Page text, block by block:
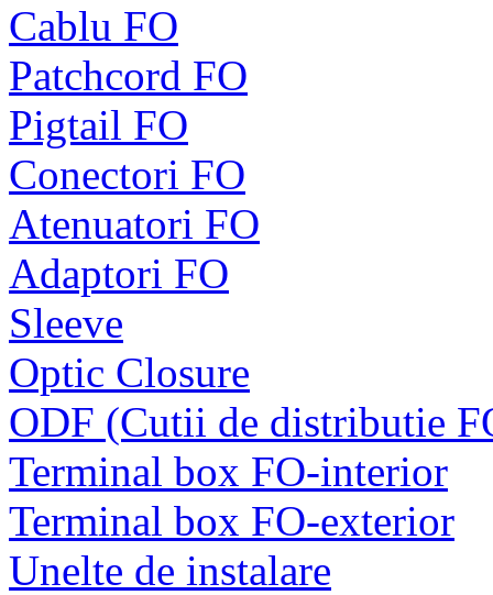
Cablu FO
Patchcord FO
Pigtail FO
Conectori FO
Atenuatori FO
Adaptori FO
Sleeve
Optic Closure
ODF (Cutii de distributie
Terminal box FO-interior
Terminal box FO-exterior
Unelte de instalare